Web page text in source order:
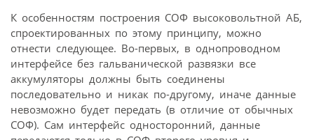
К особенностям построения СОФ высоковольтной АБ,
спроектированных по этому принципу, можно
отнести следующее. Во-первых, в однопроводном
интерфейсе без гальванической развязки все
аккумуляторы должны быть соединены
последовательно и никак по-другому, иначе данные
невозможно будет передать (в отличие от обычных
СОФ). Сам интерфейс односторонний, данные